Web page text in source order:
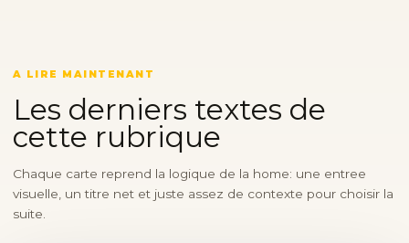
A LIRE MAINTENANT
Les derniers textes de
cette rubrique
Chaque carte reprend la logique de la home: une entree
visuelle, un titre net et juste assez de contexte pour choisir la
suite.